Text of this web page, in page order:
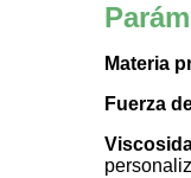
Materia
Fuerza